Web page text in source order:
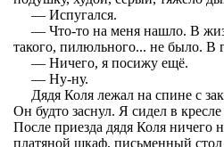
— Испугался.
— Что-то на меня нашло. В
такого, пилюльного... не было. В
— Ничего, я посижу ещё.
— Ну-ну.
Дядя Коля лежал на спине с
Он будто заснул. Я сидел в
После приезда дядя Коля ничего
платяной шкаф, письменный